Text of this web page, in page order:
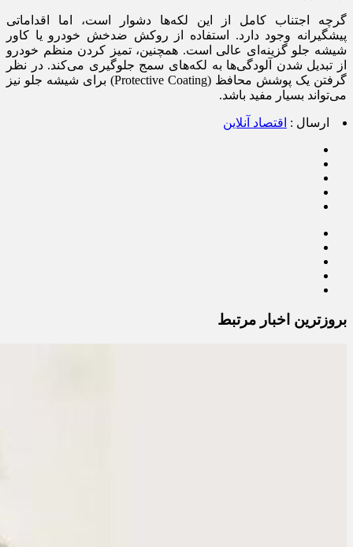
گرچه اجتناب کامل از این لکه‌ها دشوار است، اما اقداماتی
پیشگیرانه وجود دارد. استفاده از روکش ضدخش خودرو یا کاور
شیشه جلو گزینه‌ای عالی است. همچنین، تمیز کردن منظم خودرو
از تبدیل شدن آلودگی‌ها به لکه‌های سمج جلوگیری می‌کند. در نظر
گرفتن یک پوشش محافظ (Protective Coating) برای شیشه جلو نیز
می‌تواند بسیار مفید باشد.
ارسال : اقتصاد آنلاین
بروزترین اخبار مرتبط